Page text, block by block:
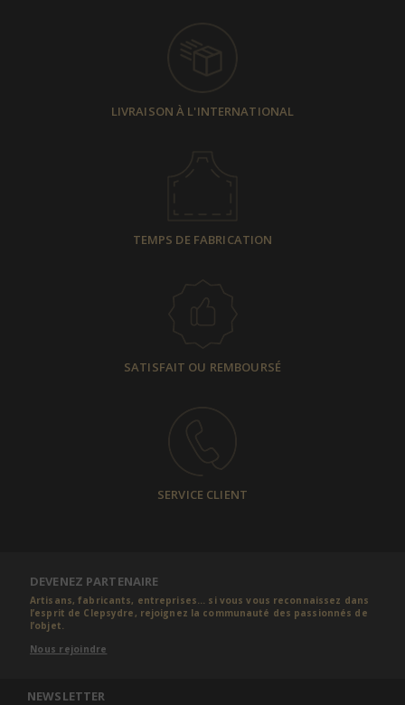
LIVRAISON À L'INTERNATIONAL
TEMPS DE FABRICATION
SATISFAIT OU REMBOURSÉ
SERVICE CLIENT
DEVENEZ PARTENAIRE
Artisans, fabricants, entreprises... si vous vous reconnaissez dans
l’esprit de Clepsydre, rejoignez la communauté des passionnés de
l’objet.
Nous rejoindre
NEWSLETTER